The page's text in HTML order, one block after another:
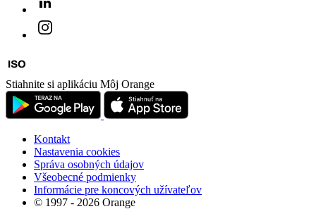
Stiahnite si aplikáciu Môj Orange
Kontakt
Nastavenia cookies
Správa osobných údajov
Všeobecné podmienky
Informácie pre koncových užívateľov
© 1997 - 2026 Orange